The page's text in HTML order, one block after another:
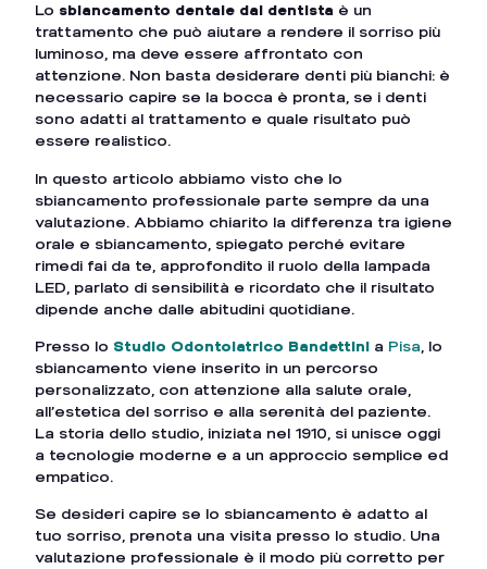
Lo sbiancamento dentale dal dentista è un
trattamento che può aiutare a rendere il sorriso più
luminoso, ma deve essere affrontato con
attenzione. Non basta desiderare denti più bianchi: è
necessario capire se la bocca è pronta, se i denti
sono adatti al trattamento e quale risultato può
essere realistico.
In questo articolo abbiamo visto che lo
sbiancamento professionale parte sempre da una
valutazione. Abbiamo chiarito la differenza tra igiene
orale e sbiancamento, spiegato perché evitare
rimedi fai da te, approfondito il ruolo della lampada
LED, parlato di sensibilità e ricordato che il risultato
dipende anche dalle abitudini quotidiane.
Presso lo Studio Odontoiatrico Bandettini a Pisa, lo
sbiancamento viene inserito in un percorso
personalizzato, con attenzione alla salute orale,
all’estetica del sorriso e alla serenità del paziente.
La storia dello studio, iniziata nel 1910, si unisce oggi
a tecnologie moderne e a un approccio semplice ed
empatico.
Se desideri capire se lo sbiancamento è adatto al
tuo sorriso, prenota una visita presso lo studio. Una
valutazione professionale è il modo più corretto per